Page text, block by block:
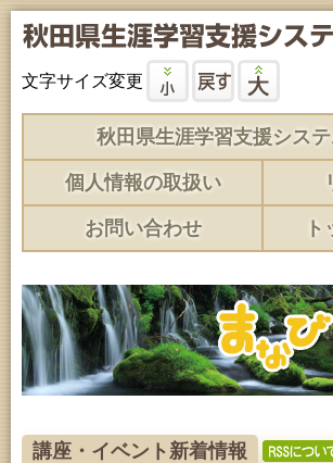
文字サイズ変更
秋田県生涯学習支援シス
個人情報の取扱い
お問い合わせ
講座・イベント新着情報